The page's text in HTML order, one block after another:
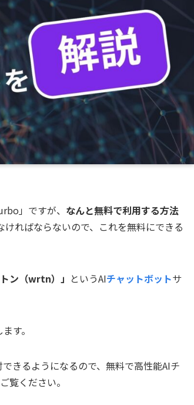
」ですが、 なんと無料で利用する方法
ればならないので、これを無料にできる
トン（wrtn）」 というAIチャットボットサ
す。
きるようになるので、無料で高性能AIチ
覧ください。